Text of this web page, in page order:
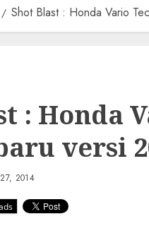
Shot Blast : Honda Vario
: Honda
versi
2014